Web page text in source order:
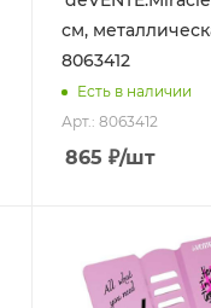
см,
8063412
Есть в наличии
Арт.: 8063412
865 ₽/шт